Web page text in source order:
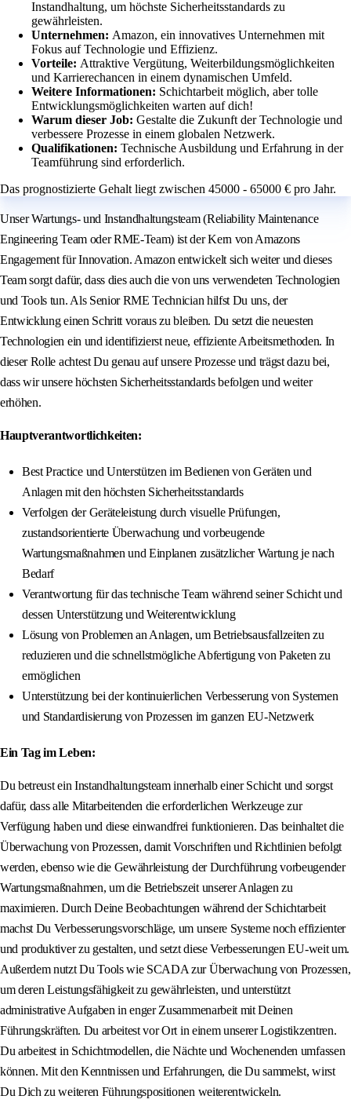
Instandhaltung, um höchste Sicherheitsstandards zu
gewährleisten.
Unternehmen: Amazon, ein innovatives Unternehmen mit
Fokus auf Technologie und Effizienz.
Vorteile: Attraktive Vergütung, Weiterbildungsmöglichkeiten
und Karrierechancen in einem dynamischen Umfeld.
Weitere Informationen: Schichtarbeit möglich, aber tolle
Entwicklungsmöglichkeiten warten auf dich!
Warum dieser Job: Gestalte die Zukunft der Technologie und
verbessere Prozesse in einem globalen Netzwerk.
Qualifikationen: Technische Ausbildung und Erfahrung in der
Teamführung sind erforderlich.
Das prognostizierte Gehalt liegt zwischen 45000 - 65000 € pro Jahr.
Unser Wartungs- und Instandhaltungsteam (Reliability Maintenance
Engineering Team oder RME-Team) ist der Kern von Amazons
Engagement für Innovation. Amazon entwickelt sich weiter und dieses
Team sorgt dafür, dass dies auch die von uns verwendeten Technologien
und Tools tun. Als Senior RME Technician hilfst Du uns, der
Entwicklung einen Schritt voraus zu bleiben. Du setzt die neuesten
Technologien ein und identifizierst neue, effiziente Arbeitsmethoden. In
dieser Rolle achtest Du genau auf unsere Prozesse und trägst dazu bei,
dass wir unsere höchsten Sicherheitsstandards befolgen und weiter
erhöhen.
Hauptverantwortlichkeiten:
Best Practice und Unterstützen im Bedienen von Geräten und
Anlagen mit den höchsten Sicherheitsstandards
Verfolgen der Geräteleistung durch visuelle Prüfungen,
zustandsorientierte Überwachung und vorbeugende
Wartungsmaßnahmen und Einplanen zusätzlicher Wartung je nach
Bedarf
Verantwortung für das technische Team während seiner Schicht und
dessen Unterstützung und Weiterentwicklung
Lösung von Problemen an Anlagen, um Betriebsausfallzeiten zu
reduzieren und die schnellstmögliche Abfertigung von Paketen zu
ermöglichen
Unterstützung bei der kontinuierlichen Verbesserung von Systemen
und Standardisierung von Prozessen im ganzen EU-Netzwerk
Ein Tag im Leben:
Du betreust ein Instandhaltungsteam innerhalb einer Schicht und sorgst
dafür, dass alle Mitarbeitenden die erforderlichen Werkzeuge zur
Verfügung haben und diese einwandfrei funktionieren. Das beinhaltet die
Überwachung von Prozessen, damit Vorschriften und Richtlinien befolgt
werden, ebenso wie die Gewährleistung der Durchführung vorbeugender
Wartungsmaßnahmen, um die Betriebszeit unserer Anlagen zu
maximieren. Durch Deine Beobachtungen während der Schichtarbeit
machst Du Verbesserungsvorschläge, um unsere Systeme noch effizienter
und produktiver zu gestalten, und setzt diese Verbesserungen EU-weit um.
Außerdem nutzt Du Tools wie SCADA zur Überwachung von Prozessen,
um deren Leistungsfähigkeit zu gewährleisten, und unterstützt
administrative Aufgaben in enger Zusammenarbeit mit Deinen
Führungskräften. Du arbeitest vor Ort in einem unserer Logistikzentren.
Du arbeitest in Schichtmodellen, die Nächte und Wochenenden umfassen
können. Mit den Kenntnissen und Erfahrungen, die Du sammelst, wirst
Du Dich zu weiteren Führungspositionen weiterentwickeln.